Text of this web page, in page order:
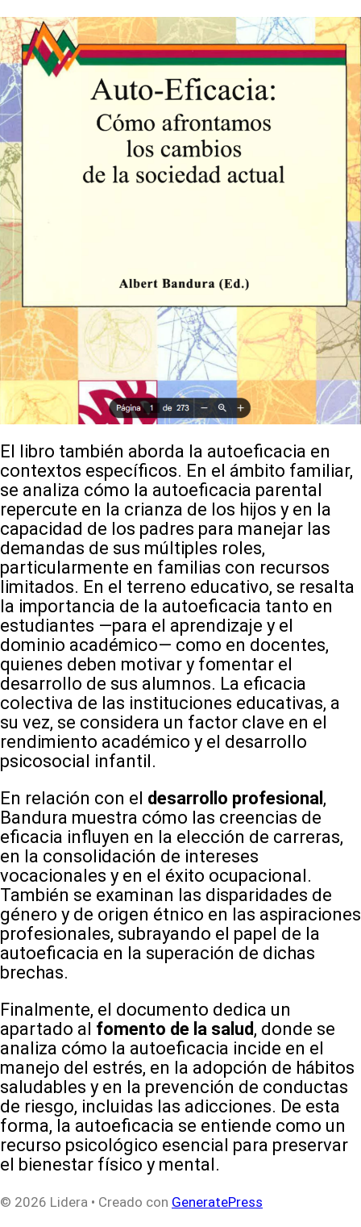
El libro también aborda la autoeficacia en
contextos específicos. En el ámbito familiar,
se analiza cómo la autoeficacia parental
repercute en la crianza de los hijos y en la
capacidad de los padres para manejar las
demandas de sus múltiples roles,
particularmente en familias con recursos
limitados. En el terreno educativo, se resalta
la importancia de la autoeficacia tanto en
estudiantes —para el aprendizaje y el
dominio académico— como en docentes,
quienes deben motivar y fomentar el
desarrollo de sus alumnos. La eficacia
colectiva de las instituciones educativas, a
su vez, se considera un factor clave en el
rendimiento académico y el desarrollo
psicosocial infantil.
En relación con el desarrollo profesional ,
Bandura muestra cómo las creencias de
eficacia influyen en la elección de carreras,
en la consolidación de intereses
vocacionales y en el éxito ocupacional.
También se examinan las disparidades de
género y de origen étnico en las aspiraciones
profesionales, subrayando el papel de la
autoeficacia en la superación de dichas
brechas.
Finalmente, el documento dedica un
apartado al fomento de la salud, donde se
analiza cómo la autoeficacia incide en el
manejo del estrés, en la adopción de hábitos
saludables y en la prevención de conductas
de riesgo, incluidas las adicciones. De esta
forma, la autoeficacia se entiende como un
recurso psicológico esencial para preservar
el bienestar físico y mental.
© 2026 Lidera • Creado con GeneratePress